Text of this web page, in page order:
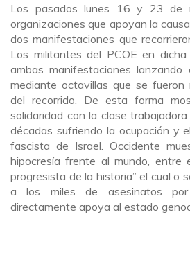
Los pasados lunes 16 y 23 de
organizaciones que apoyan la
dos manifestaciones que
Los militantes del PCOE en
ambas manifestaciones lanzando
mediante octavillas que se
del recorrido. De esta forma
solidaridad con la clase
décadas sufriendo la ocupación y
fascista de Israel. Occidente
hipocresía frente al mundo, entre
progresista de la historia” el cual o
a los miles de asesinatos
directamente apoya al estado